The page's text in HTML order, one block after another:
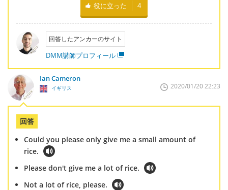
役に立った 4
回答したアンカーのサイト
DMM講師プロフィール
Ian Cameron
イギリス 2020/01/20 22:23
回答
Could you please only give me a small amount of
rice.
Please don't give me a lot of rice.
Not a lot of rice, please.